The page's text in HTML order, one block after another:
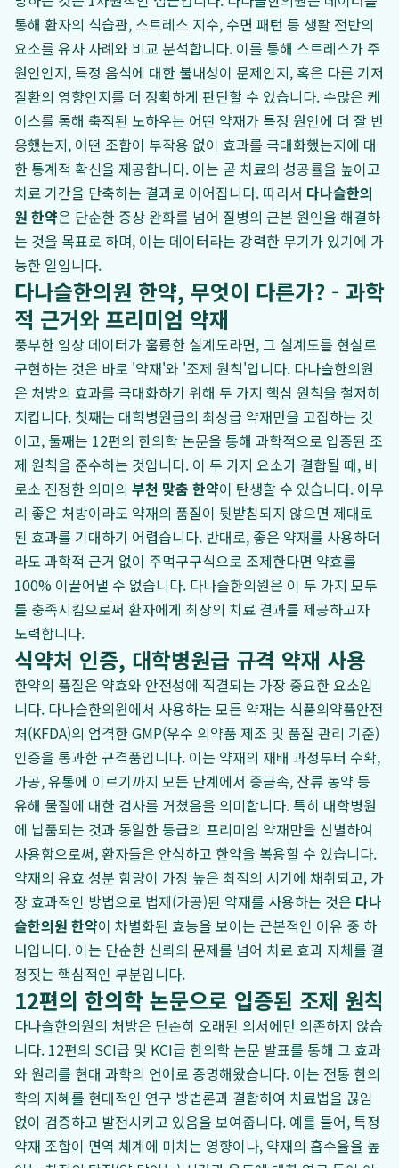
통해 환자의 식습관, 스트레스 지수, 수면 패턴 등 생활 전반의
요소를 유사 사례와 비교 분석합니다. 이를 통해 스트레스가 주
원인인지, 특정 음식에 대한 불내성이 문제인지, 혹은 다른 기저
질환의 영향인지를 더 정확하게 판단할 수 있습니다. 수많은 케
이스를 통해 축적된 노하우는 어떤 약재가 특정 원인에 더 잘 반
응했는지, 어떤 조합이 부작용 없이 효과를 극대화했는지에 대
한 통계적 확신을 제공합니다. 이는 곧 치료의 성공률을 높이고
치료 기간을 단축하는 결과로 이어집니다. 따라서 다나슬한의
원 한약은 단순한 증상 완화를 넘어 질병의 근본 원인을 해결하
는 것을 목표로 하며, 이는 데이터라는 강력한 무기가 있기에 가
능한 일입니다.
다나슬한의원 한약, 무엇이 다른가? - 과학
적 근거와 프리미엄 약재
풍부한 임상 데이터가 훌륭한 설계도라면, 그 설계도를 현실로
구현하는 것은 바로 '약재'와 '조제 원칙'입니다. 다나슬한의원
은 처방의 효과를 극대화하기 위해 두 가지 핵심 원칙을 철저히
지킵니다. 첫째는 대학병원급의 최상급 약재만을 고집하는 것
이고, 둘째는 12편의 한의학 논문을 통해 과학적으로 입증된 조
제 원칙을 준수하는 것입니다. 이 두 가지 요소가 결합될 때, 비
로소 진정한 의미의 부천 맞춤 한약이 탄생할 수 있습니다. 아무
리 좋은 처방이라도 약재의 품질이 뒷받침되지 않으면 제대로
된 효과를 기대하기 어렵습니다. 반대로, 좋은 약재를 사용하더
라도 과학적 근거 없이 주먹구구식으로 조제한다면 약효를
100% 이끌어낼 수 없습니다. 다나슬한의원은 이 두 가지 모두
를 충족시킴으로써 환자에게 최상의 치료 결과를 제공하고자
노력합니다.
식약처 인증, 대학병원급 규격 약재 사용
한약의 품질은 약효와 안전성에 직결되는 가장 중요한 요소입
니다. 다나슬한의원에서 사용하는 모든 약재는 식품의약품안전
처(KFDA)의 엄격한 GMP(우수 의약품 제조 및 품질 관리 기준)
인증을 통과한 규격품입니다. 이는 약재의 재배 과정부터 수확,
가공, 유통에 이르기까지 모든 단계에서 중금속, 잔류 농약 등
유해 물질에 대한 검사를 거쳤음을 의미합니다. 특히 대학병원
에 납품되는 것과 동일한 등급의 프리미엄 약재만을 선별하여
사용함으로써, 환자들은 안심하고 한약을 복용할 수 있습니다.
약재의 유효 성분 함량이 가장 높은 최적의 시기에 채취되고, 가
장 효과적인 방법으로 법제(가공)된 약재를 사용하는 것은 다나
슬한의원 한약이 차별화된 효능을 보이는 근본적인 이유 중 하
나입니다. 이는 단순한 신뢰의 문제를 넘어 치료 효과 자체를 결
정짓는 핵심적인 부분입니다.
12편의 한의학 논문으로 입증된 조제 원칙
다나슬한의원의 처방은 단순히 오래된 의서에만 의존하지 않습
니다. 12편의 SCI급 및 KCI급 한의학 논문 발표를 통해 그 효과
와 원리를 현대 과학의 언어로 증명해왔습니다. 이는 전통 한의
학의 지혜를 현대적인 연구 방법론과 결합하여 치료법을 끊임
없이 검증하고 발전시키고 있음을 보여줍니다. 예를 들어, 특정
약재 조합이 면역 체계에 미치는 영향이나, 약재의 흡수율을 높